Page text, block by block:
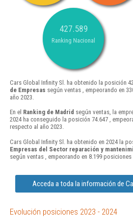
427.589
Ranking Nacional
Cars Global Infinity Sl. ha obtenido la posición
de Empresas según ventas , empeorando en
año 2023.
En el Ranking de Madrid según ventas, la
2024 ha conseguido la posición 74.647 ,
respecto al año 2023.
Cars Global Infinity Sl. ha obtenido en 2024 la
Empresas del Sector reparación y
según ventas , empeorando en 8.199 posiciones
Acceda a toda la información de
Evolución posiciones 2023 - 2024